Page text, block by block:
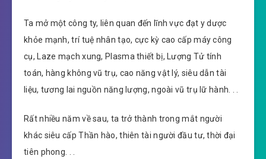
Ta mở một công ty, liên quan đến lĩnh vực đạt y dược
khỏe mạnh, trí tuệ nhân tạo, cực kỳ cao cấp máy công
cụ, Laze mạch xung, Plasma thiết bị, Lượng Tử tính
toán, hàng không vũ trụ, cao năng vật lý, siêu dẫn tài
liệu, tương lai nguồn năng lượng, ngoài vũ trụ lữ hành. . .
Rất nhiều năm về sau, ta trở thành trong mắt người
khác siêu cấp Thần hào, thiên tài người đầu tư, thời đại
tiên phong. . .